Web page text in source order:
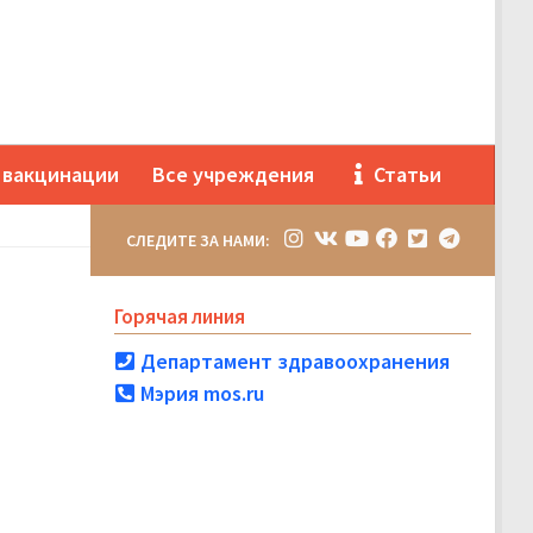
Все учреждения Статьи
СЛЕДИТЕ ЗА НАМИ:
Горячая линия
Департамент здравоохранения
Мэрия mos.ru